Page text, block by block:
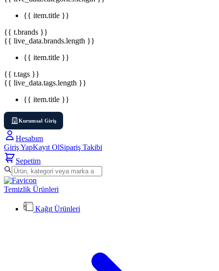
{{ item.title }}
{{ t.brands }}
{{ live_data.brands.length }}
{{ item.title }}
{{ t.tags }}
{{ live_data.tags.length }}
{{ item.title }}
Kurumsal Giriş
Hesabım
Giriş YapKayıt OlSipariş Takibi
Sepetim
Temizlik Ürünleri
Kağıt Ürünleri